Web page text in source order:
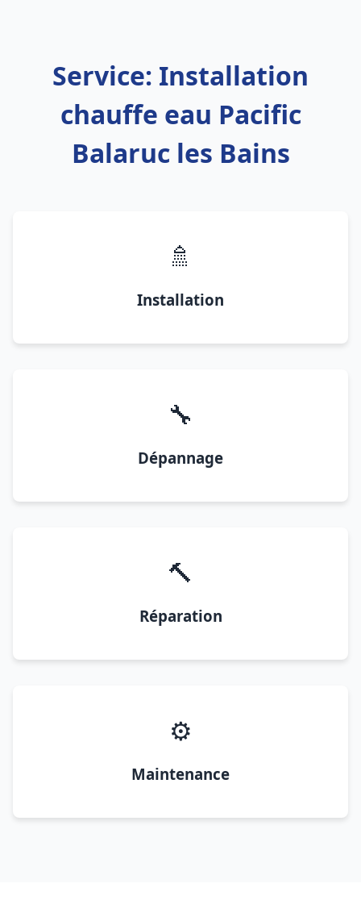
Service: Installation
chauffe eau Pacific
Balaruc les Bains
🚿
Installation
🔧
Dépannage
🔨
Réparation
⚙️
Maintenance